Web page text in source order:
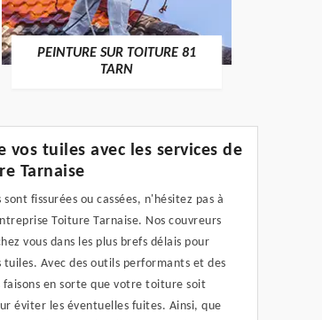
PEINTURE SUR TOITURE 81
TARN
vos tuiles avec les services de
Tarnaise
fissurées ou cassées, n'hésitez pas à
Toiture Tarnaise. Nos couvreurs
vous dans les plus brefs délais pour
Avec des outils performants et des
faisons en sorte que votre toiture soit
éviter les éventuelles fuites. Ainsi, que